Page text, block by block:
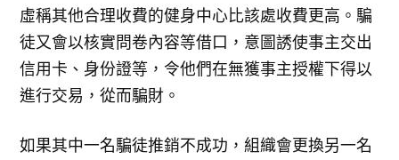
虛稱其他合理收費的健身中心比該處收費更高。騙
徒又會以核實問卷內容等借口，意圖誘使事主交出
信用卡、身份證等，令他們在無獲事主授權下得以
進行交易，從而騙財。
如果其中一名騙徒推銷不成功，組織會更換另一名